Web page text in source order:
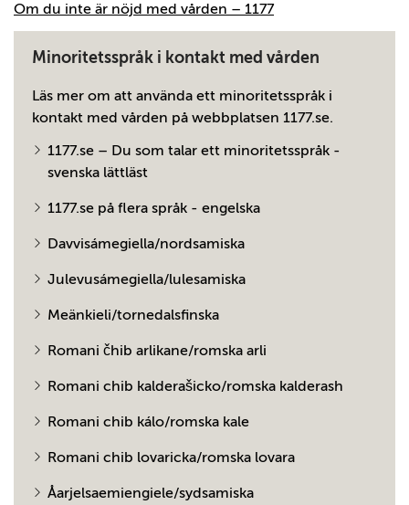
Om du inte är nöjd med vården – 1177
Minoritetsspråk i kontakt med vården
Läs mer om att använda ett minoritetsspråk i
kontakt med vården på webbplatsen 1177.se.
1177.se – Du som talar ett minoritetsspråk -
svenska lättläst
1177.se på flera språk - engelska
Davvisámegiella/nordsamiska
Julevusámegiella/lulesamiska
Meänkieli/tornedalsfinska
Romani čhib arlikane/romska arli
Romani chib kalderašicko/romska kalderash
Romani chib kálo/romska kale
Romani chib lovaricka/romska lovara
Åarjelsaemiengiele/sydsamiska